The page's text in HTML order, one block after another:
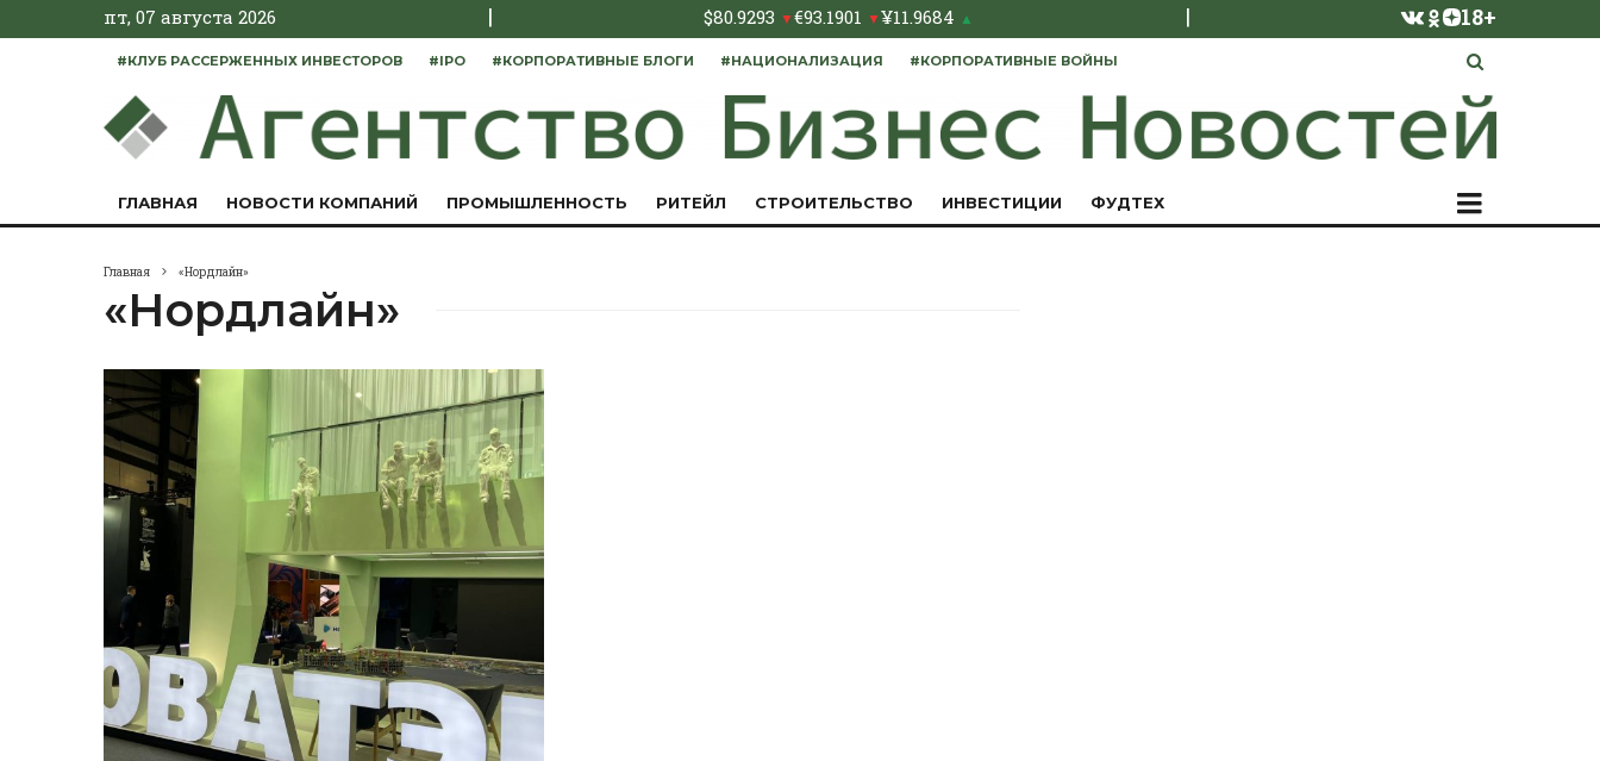
пт, 07 августа 2026 | $80.9293 ▼€93.1901 ▼¥11.9684 ▲ | 18+
#КЛУБ РАССЕРЖЕННЫХ ИНВЕСТОРОВ #IPO #КОРПОРАТИВНЫЕ БЛОГИ #НАЦИОНАЛИЗАЦИЯ #КОРПОРАТИВНЫЕ ВОЙНЫ
ГЛАВНАЯ НОВОСТИ КОМПАНИЙ ПРОМЫШЛЕННОСТЬ РИТЕЙЛ СТРОИТЕЛЬСТВО ИНВЕСТИЦИИ ФУДТЕХ
Главная «Нордлайн»
«Нордлайн»